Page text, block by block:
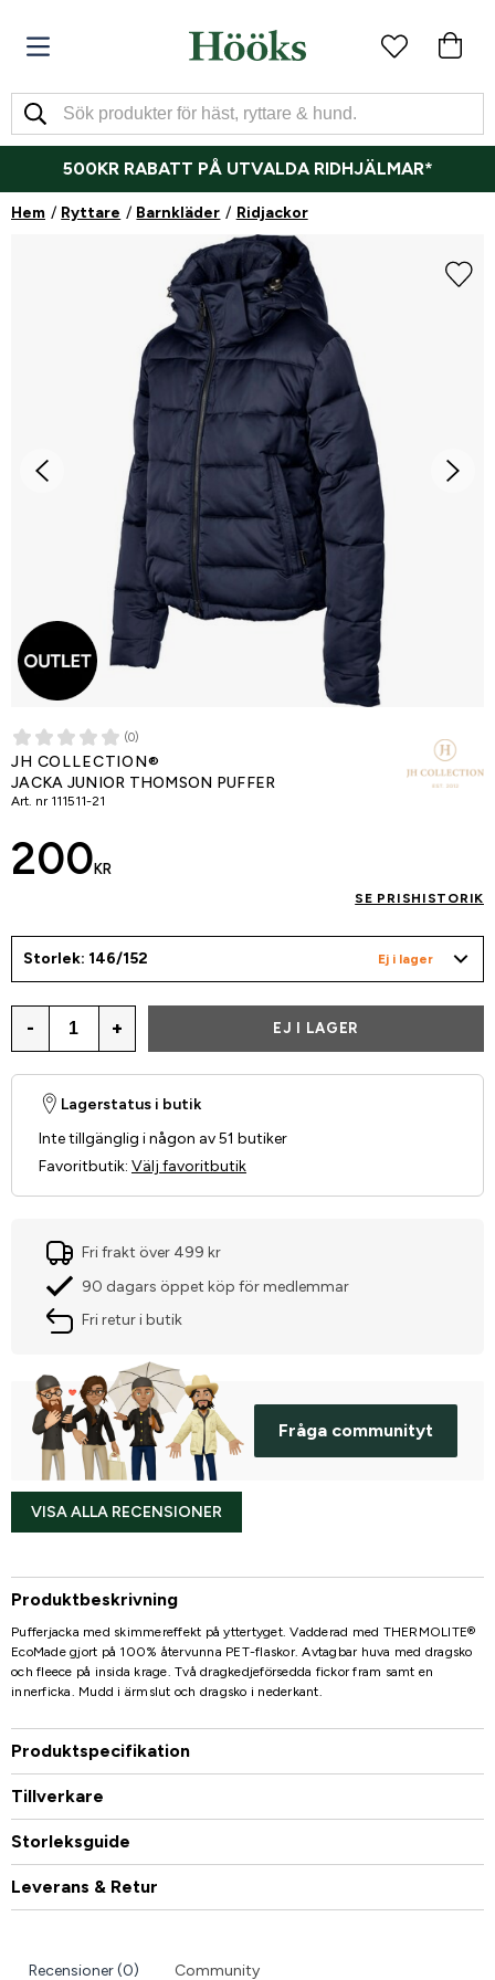
500KR RABATT PÅ UTVALDA RIDHJÄLMAR*
Hem Ryttare Barnkläder Ridjackor
(0)
JH COLLECTION®
JACKA JUNIOR THOMSON PUFFER
Art. nr 111511-21
200 KR
SE PRISHISTORIK
Storlek: 146/152 Ej i lager
- + EJ I LAGER
Lagerstatus i butik
Inte tillgänglig i någon av 51 butiker
Favoritbutik: Välj favoritbutik
Fri frakt över 499 kr
90 dagars öppet köp för medlemmar
Fri retur i butik
Fråga communityt
VISA ALLA RECENSIONER
Produktbeskrivning
Pufferjacka med skimmereffekt på yttertyget. Vadderad med THERMOLITE®
EcoMade gjort på 100% återvunna PET-flaskor. Avtagbar huva med dragsko
och fleece på insida krage. Två dragkedjeförsedda fickor fram samt en
innerficka. Mudd i ärmslut och dragsko i nederkant.
Produktspecifikation
Tillverkare
Storleksguide
Leverans & Retur
Recensioner (0) Community